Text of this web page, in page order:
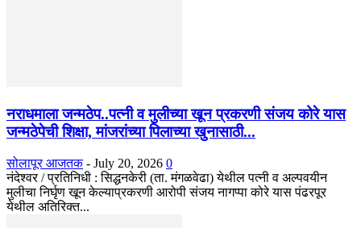
नराधमाला जन्मठेप..पत्नी व मुलीच्या खून प्रकरणी संजय कोरे यास
जन्मठेपेची शिक्षा, मांजरांच्या पिलाच्या खुनासाठी...
सोलापूर आजतक - July 20, 2026 0
नंदेश्वर / प्रतिनिधी : सिद्धनकेरी (ता. मंगळवेढा) येथील पत्नी व अल्पवयीन
मुलीचा निर्घृण खून केल्याप्रकरणी आरोपी संजय नागप्पा कोरे यास पंढरपूर
येथील अतिरिक्त...